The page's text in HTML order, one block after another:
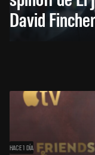
David Fincher
HACE 1 DÍA